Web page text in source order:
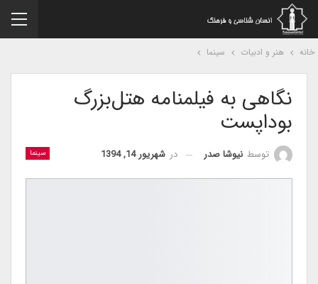
هنر و ادبیات سینما
نگاهی به فیلمنامه هتل‌بزرگ
بوداپست
سینما توسطنیوشا صدر درشهریور 14, 1394